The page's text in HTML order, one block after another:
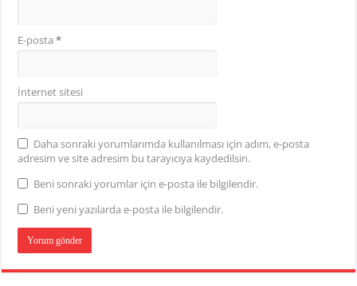
E-posta*
İnternet sitesi
Daha sonraki yorumlarımda kullanılması için adım, e-posta
adresim ve site adresim bu tarayıcıya kaydedilsin.
Beni sonraki yorumlar için e-posta ile bilgilendir.
Beni yeni yazılarda e-posta ile bilgilendir.